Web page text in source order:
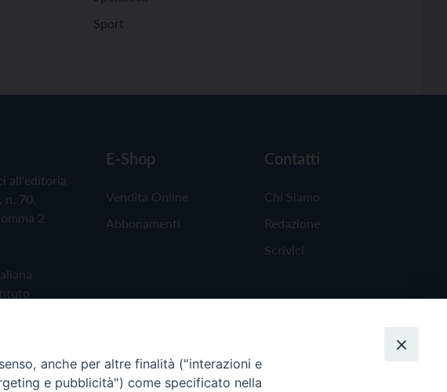
Sport
all'editoria
n. 70.
2
E-Shop
Vendita Online
Abbonamenti
Contatti
Chi Siamo
Redazione
Scrivici
anche per altre finalità ("interazioni e
e pubblicità") come specificato nella